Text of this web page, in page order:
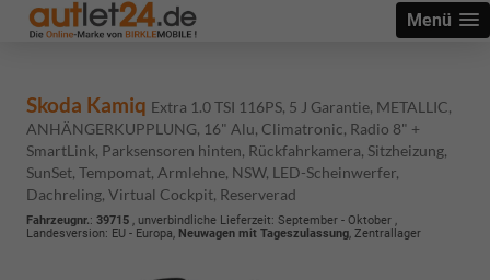
Menü
Skoda Kamiq Extra 1.0 TSI 116PS, 5 J Garantie, METALLIC,
ANHÄNGERKUPPLUNG, 16" Alu, Climatronic, Radio 8" +
SmartLink, Parksensoren hinten, Rückfahrkamera, Sitzheizung,
SunSet, Tempomat, Armlehne, NSW, LED-Scheinwerfer,
Dachreling, Virtual Cockpit, Reserverad
Fahrzeugnr.: 39715 , unverbindliche Lieferzeit: September - Oktober ,
Landesversion: EU - Europa, Neuwagen mit Tageszulassung, Zentrallager